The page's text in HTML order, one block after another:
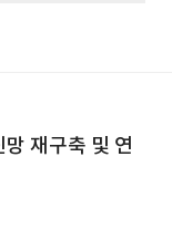
재구축 및 연